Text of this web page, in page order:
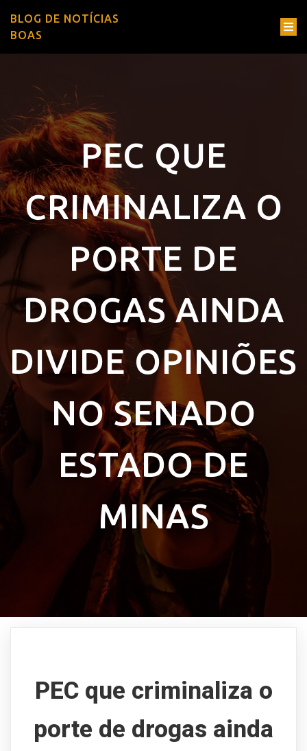
BLOG DE NOTÍCIAS
BOAS
PEC QUE
CRIMINALIZA O
PORTE DE
DROGAS AINDA
DIVIDE OPINIÕES
NO SENADO
ESTADO DE
MINAS
PEC que criminaliza o
porte de drogas ainda